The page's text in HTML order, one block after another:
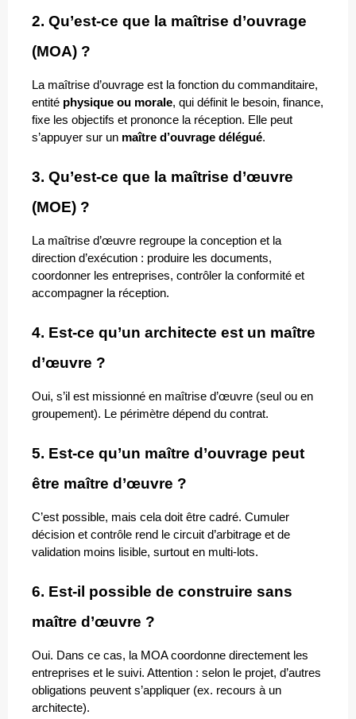
2. Qu’est-ce que la maîtrise d’ouvrage
(MOA) ?
La maîtrise d’ouvrage est la fonction du commanditaire,
entité physique ou morale, qui définit le besoin, finance,
fixe les objectifs et prononce la réception. Elle peut
s’appuyer sur un maître d’ouvrage délégué.
3. Qu’est-ce que la maîtrise d’œuvre
(MOE) ?
La maîtrise d’œuvre regroupe la conception et la
direction d’exécution : produire les documents,
coordonner les entreprises, contrôler la conformité et
accompagner la réception.
4. Est-ce qu’un architecte est un maître
d’œuvre ?
Oui, s’il est missionné en maîtrise d’œuvre (seul ou en
groupement). Le périmètre dépend du contrat.
5. Est-ce qu’un maître d’ouvrage peut
être maître d’œuvre ?
C’est possible, mais cela doit être cadré. Cumuler
décision et contrôle rend le circuit d’arbitrage et de
validation moins lisible, surtout en multi-lots.
6. Est-il possible de construire sans
maître d’œuvre ?
Oui. Dans ce cas, la MOA coordonne directement les
entreprises et le suivi. Attention : selon le projet, d’autres
obligations peuvent s’appliquer (ex. recours à un
architecte).